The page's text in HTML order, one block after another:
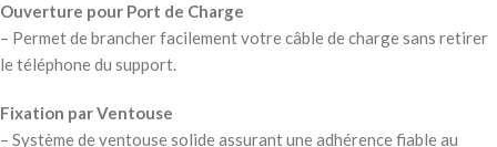
Ouverture pour Port de Charge
– Permet de brancher facilement votre câble de charge sans retirer
le téléphone du support.
Fixation par Ventouse
– Système de ventouse solide assurant une adhérence fiable au